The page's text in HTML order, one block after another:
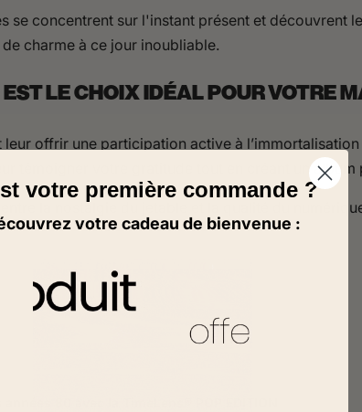
se concentrent sur l'instant présent et découvrent
charme à ce jour inoubliable.
LE CHOIX IDÉAL POUR VOTRE
leur offrir une participation active à
témoigner votre gratitude tout en créant un album
la nostalgie du jetable et la qualité du
80 avec la TimeLens® POP EDITION
votre première commande ?
votre cadeau de bienvenue :